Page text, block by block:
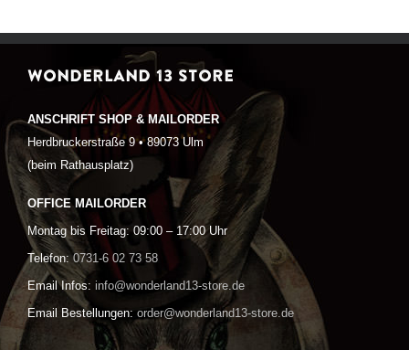
WONDERLAND 13 STORE
ANSCHRIFT SHOP & MAILORDER
Herdbruckerstraße 9 • 89073 Ulm
(beim Rathausplatz)
OFFICE MAILORDER
Montag bis Freitag: 09:00 – 17:00 Uhr
Telefon: 0731-6 02 73 58
Email Infos: info@wonderland13-store.de
Email Bestellungen: order@wonderland13-store.de